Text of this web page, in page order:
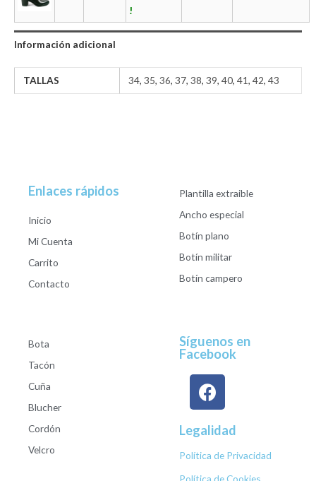
!
Información adicional
TALLAS 34,35,36,37,38,39,40,41,42,43
Enlaces rápidos
Inicio
Mi Cuenta
Carrito
Contacto
Plantilla extraible
Ancho especial
Botín plano
Botín militar
Botín campero
Bota
Tacón
Cuña
Blucher
Cordón
Velcro
Síguenos en
Facebook
Legalidad
Política de Privacidad